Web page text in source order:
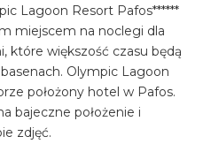
Lagoon Resort Pafos******
miejscem na noclegi dla
które większość czasu będą
Olympic Lagoon
położony hotel w Pafos.
bajeczne położenie i
zdjęć.